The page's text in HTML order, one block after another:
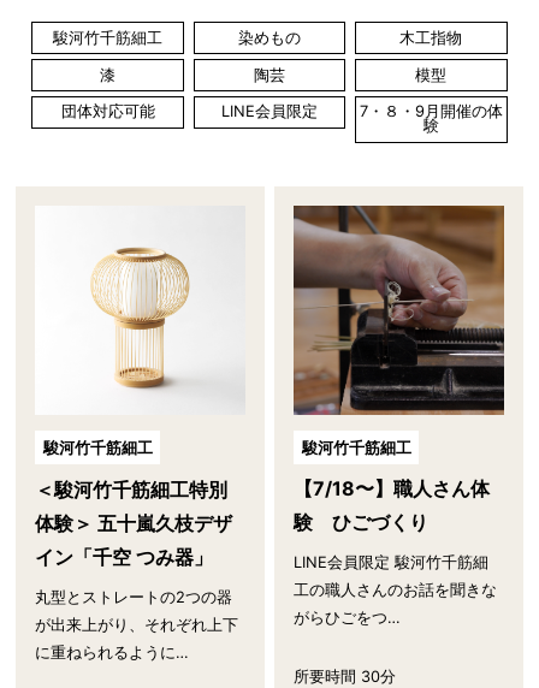
駿河竹千筋細工 染めもの 木工指物
漆 陶芸 模型
団体対応可能 LINE会員限定
7・８・9月開催の体
験
駿河竹千筋細工
＜駿河竹千筋細工特別
体験＞ 五十嵐久枝デザ
イン「千空 つみ器」
丸型とストレートの2つの器
が出来上がり、それぞれ上下
に重ねられるように…
駿河竹千筋細工
【7/18〜】職人さん体
験 ひごづくり
LINE会員限定 駿河竹千筋細
工の職人さんのお話を聞きな
がらひごをつ…
所要時間 30分